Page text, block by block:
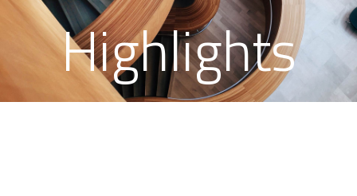
Highlights